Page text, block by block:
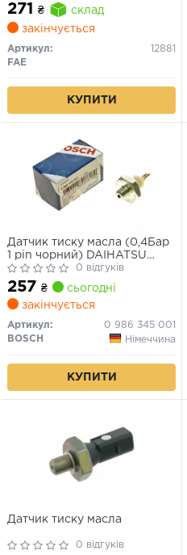
271 ₴
склад
закінчується
Артикул:
12881
FAE
КУПИТИ
Датчик тиску масла (0,4Бар
1 pin чорний) DAIHATSU
CHARMANT, ROCKY,
WILDCAT/ROCKY HYUNDAI
GALLOPER II, H-1, H-1 /
STAREX, TERRACAN KIA
CARNIVAL II, JOICE, K2700
LEXUS LS 1.0-4.0D 04.69-
0 відгуків
257 ₴
сьогодні
закінчується
Артикул:
0 986 345 001
BOSCH
Німеччина
КУПИТИ
Датчик тиску масла
0 відгуків